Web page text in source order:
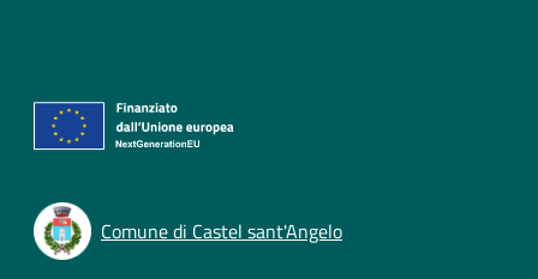
Comune di Castel sant'Angelo